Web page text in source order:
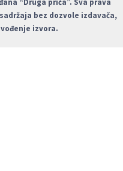
“Druga priča”. Sva prava
bez dozvole izdavača,
izvora.